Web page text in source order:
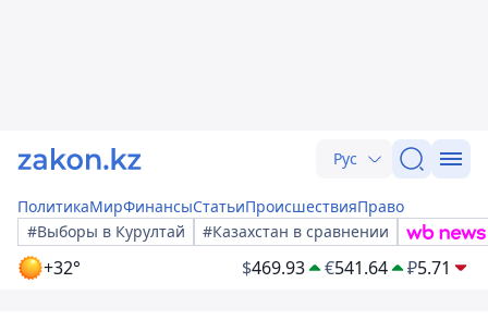
Рус
ПолитикаМирФинансыСтатьиПроисшествияПраво
#Выборы в Курултай
#Казахстан в сравнении
+32° $469.93 €541.64 ₽5.71